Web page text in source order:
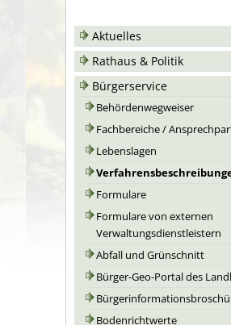
Aktuelles
Rathaus & Politik
Bürgerservice
Behördenwegweiser
Fachbereiche /
Lebenslagen
Formulare
Formulare von externen
Verwaltungsdienstleistern
Abfall und Grünschnitt
Bürger-Geo-Portal des
Bodenrichtwerte